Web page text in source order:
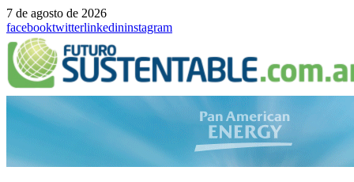
7 de agosto de 2026
facebooktwitterlinkedininstagram